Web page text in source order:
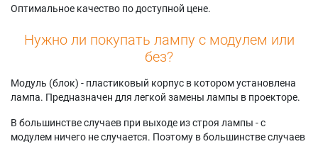
Оптимальное качество по доступной цене.
Нужно ли покупать лампу с модулем или
без?
Модуль (блок) - пластиковый корпус в котором установлена
лампа. Предназначен для легкой замены лампы в проекторе.
В большинстве случаев при выходе из строя лампы - с
модулем ничего не случается. Поэтому в большинстве случаев